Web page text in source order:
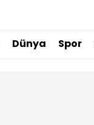
Dünya Spor